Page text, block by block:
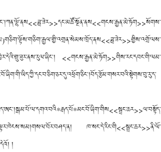
<<གངས་རྒྱན་མེ་ཏོག>>གིས་རང་དབང་གི་ལམ་
ཁ་སང་དེ་རིང་གི<<སྦྲང་ཆར>>ནི་ལོ་
།